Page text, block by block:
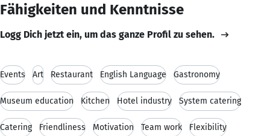
Fähigkeiten und Kenntnisse
Logg Dich jetzt ein, um das ganze Profil zu sehen.
Events Art Restaurant English Language Gastronomy
Museum education Kitchen Hotel industry System catering
Catering Friendliness Motivation Team work Flexibility